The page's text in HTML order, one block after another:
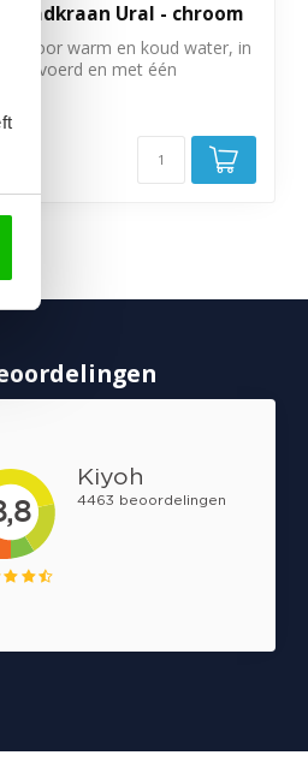
badkraan Ural - chroom
voor warm en koud water, in
en met één